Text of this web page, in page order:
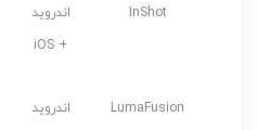
InShot
اندروید
+ iOS
LumaFusion
اندروید